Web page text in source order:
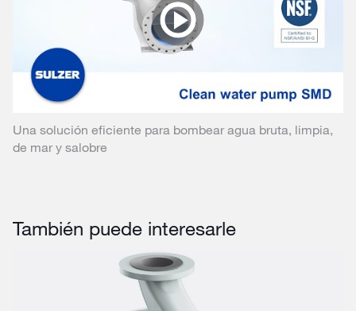
Play
Una solución eficiente para bombear agua bruta, limpia,
de mar y salobre
También puede interesarle